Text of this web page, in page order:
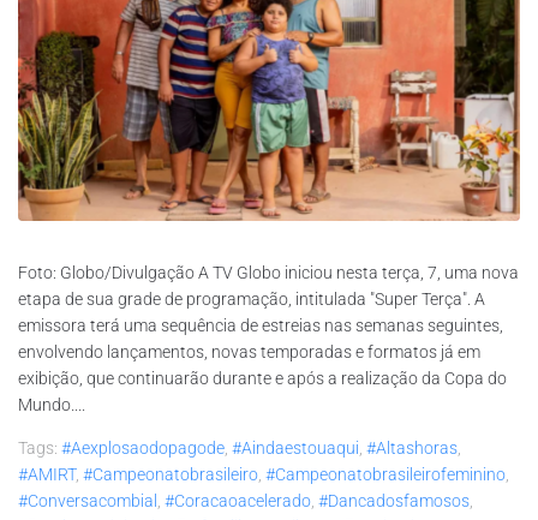
Foto: Globo/Divulgação A TV Globo iniciou nesta terça, 7, uma nova
etapa de sua grade de programação, intitulada "Super Terça". A
emissora terá uma sequência de estreias nas semanas seguintes,
envolvendo lançamentos, novas temporadas e formatos já em
exibição, que continuarão durante e após a realização da Copa do
Mundo....
Tags: #aexplosaodopagode #aindaestouaqui #altashoras
#AMIRT, #campeonatobrasileiro #campeonatobrasileirofeminino
#conversacombial #coracaoacelerado #dancadosfamosos